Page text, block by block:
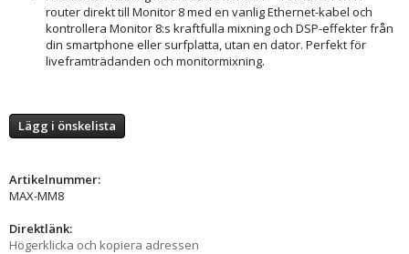
router direkt till Monitor 8 med en vanlig Ethernet-kabel och
kontrollera Monitor 8:s kraftfulla mixning och DSP-effekter från
din smartphone eller surfplatta, utan en dator. Perfekt för
liveframträdanden och monitormixning.
Lägg i önskelista
Artikelnummer:
MAX-MM8
Direktlänk:
Högerklicka och kopiera adressen